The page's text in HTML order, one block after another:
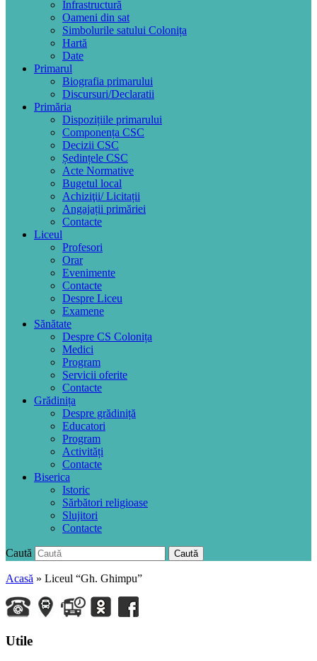
Infrastructură
Oameni din sat
Simbolurile satului Colonița
Hartă
Date
Primarul
Biografia primarului
Discursuri/Declaratii
Primăria
Dispozițiile primarului
Componența CSC
Decizii CSC
Ședințele CSC
Acte Normative
Bugetul local
Achiziţii/ Licitații
Angajații primăriei
Contacte
Liceul
Profesori
Orar
Evenimente
Contacte
Despre Liceu
Examene
Sănătate
Despre CS Colonița
Medici
Program
Servicii oferite
Contacte
Grădinița
Despre grădiniță
Educatori
Program
Activități
Contacte
Biserica
Istoric
Sărbători religioase
Slujitori
Contacte
Caută Caută
Acasă » Liceul “Gh. Ghimpu”
Utile